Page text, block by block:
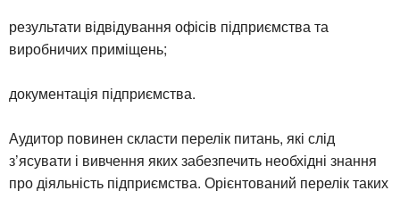
результати відвідування офісів підприємства та
виробничих приміщень;
документація підприємства.
Аудитор повинен скласти перелік питань, які слід
з’ясувати і вивчення яких забезпечить необхідні знання
про діяльність підприємства. Орієнтований перелік таких